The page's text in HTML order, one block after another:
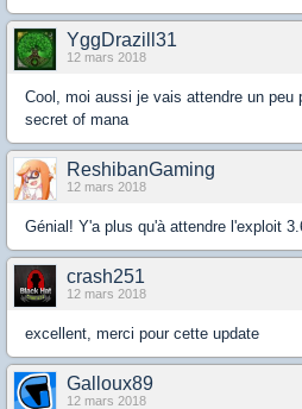
YggDrazill31
12 mars 2018
Cool, moi aussi je vais attendre un peu
secret of mana
ReshibanGaming
12 mars 2018
Génial! Y'a plus qu'à attendre l'exploit
crash251
12 mars 2018
excellent, merci pour cette update
Galloux89
12 mars 2018